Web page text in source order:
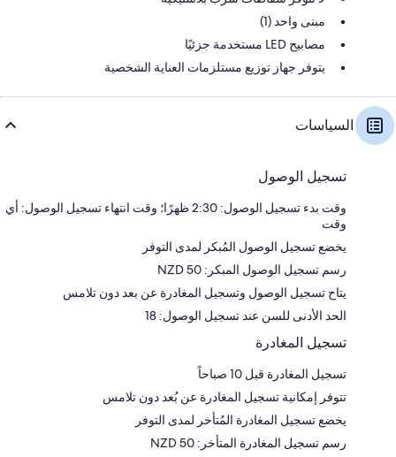
مبنى واحد (1)
مصابيح LED مستخدمة جزئيًا
يتوفر جهاز توزيع مستلزمات العناية الشخصية
السياسات
تسجيل الوصول
وقت بدء تسجيل الوصول: 2:30 ظهرًا؛ وقت انتهاء تسجيل الوصول: أي
وقت
يخضع تسجيل الوصول المُبكر لمدى التوفر
رسم تسجيل الوصول المبكر: 50 NZD
يتاح تسجيل الوصول وتسجيل المغادرة عن بعد دون تلامس
الحد الأدنى للسن عند تسجيل الوصول: 18
تسجيل المغادرة
تسجيل المغادرة قبل 10 صباحاً
تتوفر إمكانية تسجيل المغادرة عن بُعد دون تلامس
يخضع تسجيل المغادرة المُتأخر لمدى التوفر
رسم تسجيل المغادرة المتأخر: 50 NZD